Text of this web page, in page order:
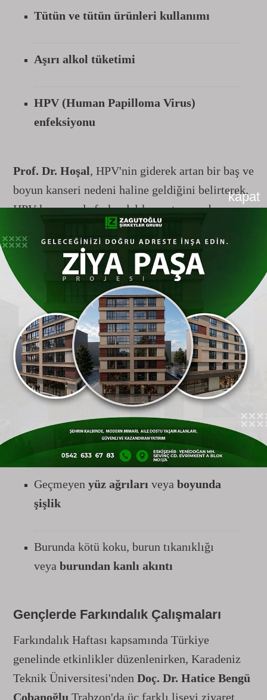
kapat
Tütün ve tütün ürünleri kullanımı
Aşırı alkol tüketimi
HPV (Human Papilloma Virus)
enfeksiyonu
Prof. Dr. Hoşal, HPV'nin giderek artan bir baş ve
boyun kanseri nedeni haline geldiğini belirterek,
HPV konusunda farkındalık yaratmanın bu
kanser türlerinin görülme sıklığını azaltmada
kritik rol oynadığınıvurguladı.
Başlıca Belirtiler:
Dilde veya ağız içindeiyileşmeyen
yaralar
Boğazda ağrı veyases kısıklığı
Yutma sırasında ağrı ve/veyayutma
Geçmeyen yüz ağrıları veya boyunda
şişlik
Burunda kötü koku, burun tıkanıklığı
veya burundan kanlı akıntı
Gençlerde Farkındalık Çalışmaları
Farkındalık Haftası kapsamında Türkiye
genelinde etkinlikler düzenlenirken, Karadeniz
Teknik Üniversitesi'nden Doç. Dr. Hatice Bengü
Çobanoğlu Trabzon'da üç farklı liseyi ziyaret